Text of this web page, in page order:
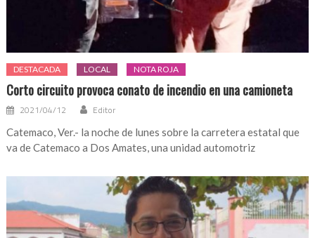
DESTACADA LOCAL NOTA ROJA
Corto circuito provoca conato de incendio en una camioneta
2021/04/12 Editor
Catemaco, Ver.- la noche de lunes sobre la carretera estatal que
va de Catemaco a Dos Amates, una unidad automotriz